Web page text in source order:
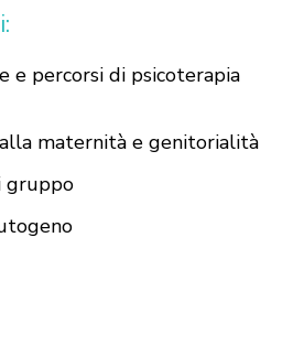
e percorsi di psicoterapia
maternità e genitorialità
gruppo